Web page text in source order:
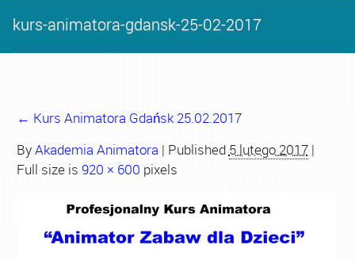
kurs-animatora-gdansk-25-02-2017
← Kurs Animatora Gdańsk 25.02.2017
ByAkademia Animatora | Published 5 lutego 2017|
Full size is 920 × 600 pixels